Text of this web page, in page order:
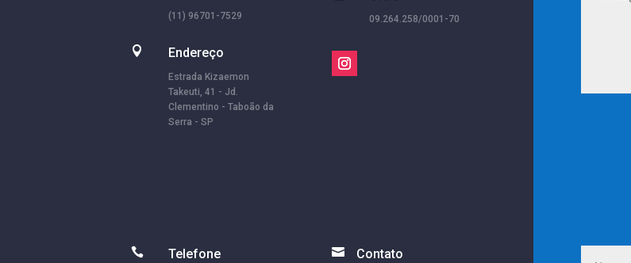
(11) 96701-7529
 Endereço
Estrada Kizaemon
Takeuti, 41 - Jd.
Clementino - Taboão da
Serra - SP
09.264.258/0001-70
 Telefone  Contato